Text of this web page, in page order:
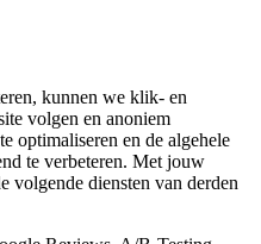
kunnen we klik- en
volgen en anoniem
optimaliseren en de algehele
te verbeteren. Met jouw
volgende diensten van derden